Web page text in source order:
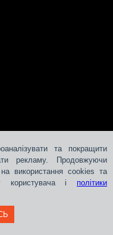
та покращити
рекламу. Продовжуючи
використання cookies та
користувача і політики